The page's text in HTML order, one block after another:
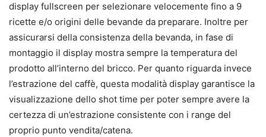
display fullscreen per selezionare velocemente fino a 9
ricette e/o origini delle bevande da preparare. Inoltre per
assicurarsi della consistenza della bevanda, in fase di
montaggio il display mostra sempre la temperatura del
prodotto all’interno del bricco. Per quanto riguarda invece
l’estrazione del caffè, questa modalità display garantisce la
visualizzazione dello shot time per poter sempre avere la
certezza di un’estrazione consistente con i range del
proprio punto vendita/catena.